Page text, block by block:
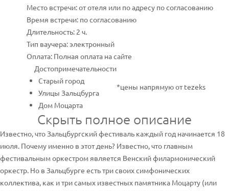
Место встречи: от отеля или по адресу по согласованию
Время встречи: по согласованию
Длительность: 2 ч.
Тип ваучера: электронный
Оплата: Полная оплата на сайте
Достопримечательности
Старый город
Улицы Зальцбурга
Дом Моцарта
*цены напрямую от tezeks
Скрыть полное описание
Известно, что Зальцбургский фестиваль каждый год начинается 18
июля. Почему именно в этот день? Известно, что главным
фестивальным оркестром является Венский филармонический
оркестр. Но в Зальцбурге есть три своих симфонических
коллектива, как и три самых известных памятника Моцарту (или